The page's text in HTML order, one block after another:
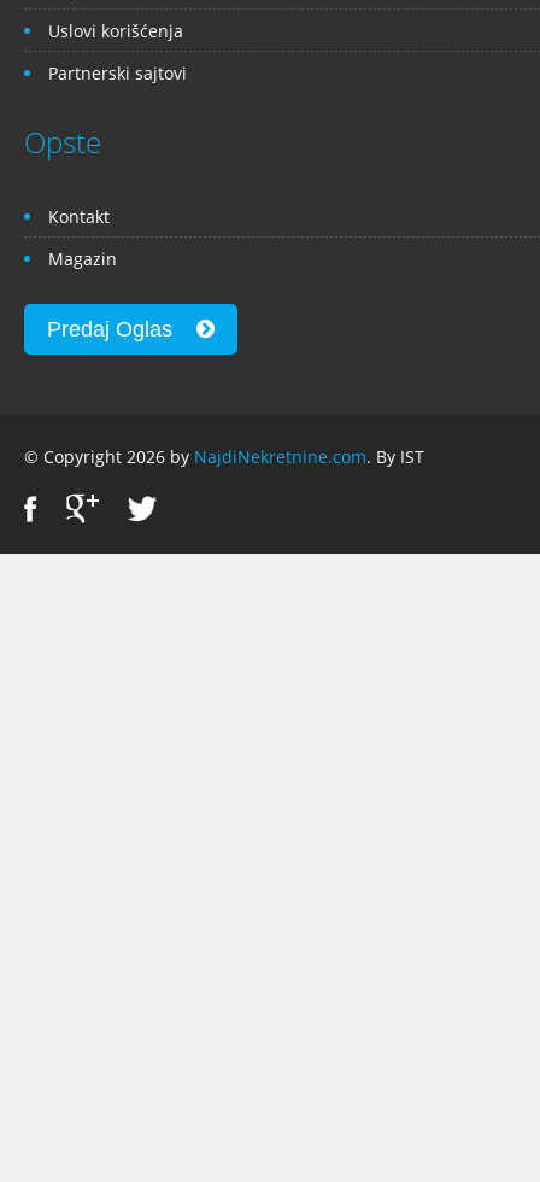
Uslovi korišćenja
Partnerski sajtovi
Opste
Kontakt
Magazin
Predaj Oglas
© Copyright 2026 by NajdiNekretnine.com. By IST